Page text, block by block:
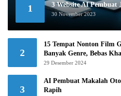
1 3 Website AI
30 November 2023
2
15 Tempat Nonton Film
Banyak Genre, Bebas
29 Desember 2024
3
AI Pembuat Makalah
Rapih